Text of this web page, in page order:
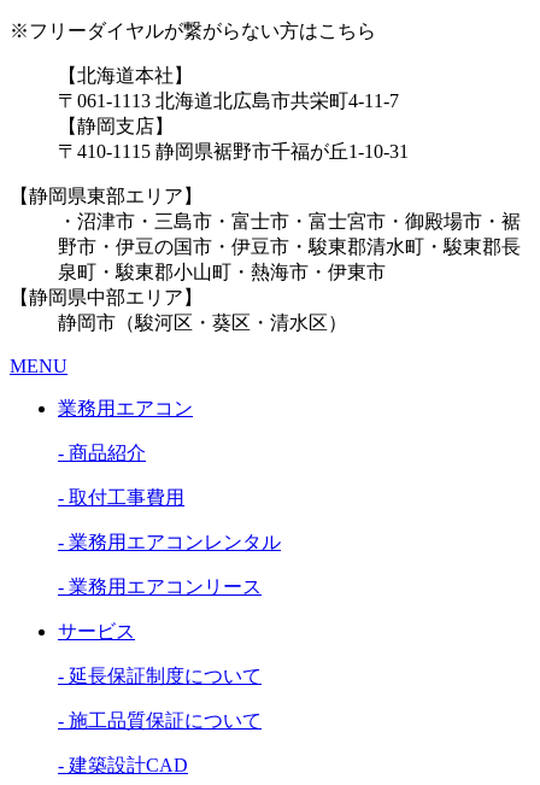
※フリーダイヤルが繋がらない方はこちら
【北海道本社】
〒061-1113 北海道北広島市共栄町4-11-7
【静岡支店】
〒410-1115 静岡県裾野市千福が丘1-10-31
【静岡県東部エリア】
・沼津市・三島市・富士市・富士宮市・御殿場市・裾
野市・伊豆の国市・伊豆市・駿東郡清水町・駿東郡長
泉町・駿東郡小山町・熱海市・伊東市
【静岡県中部エリア】
静岡市（駿河区・葵区・清水区）
MENU
業務用エアコン
- 商品紹介
- 取付工事費用
- 業務用エアコンレンタル
- 業務用エアコンリース
サービス
- 延長保証制度について
- 施工品質保証について
- 建築設計CAD